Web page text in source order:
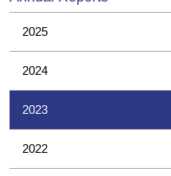
2025
2024
2023
2022